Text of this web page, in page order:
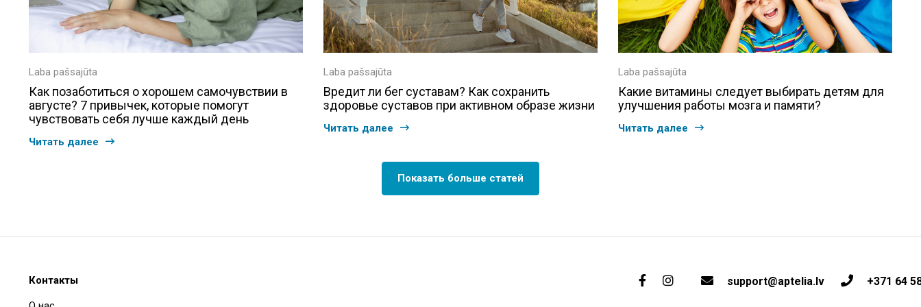
Laba pašsajūta
Как позаботиться о хорошем самочувствии в
августе? 7 привычек, которые помогут
чувствовать себя лучше каждый день
Читать далее
Laba pašsajūta
Вредит ли бег суставам? Как сохранить
здоровье суставов при активном образе жизни
Читать далее
Laba pašsajūta
Какие витамины следует выбирать детям для
улучшения работы мозга и памяти?
Читать далее
Показать больше статей
Контакты support@aptelia.lv +371 64